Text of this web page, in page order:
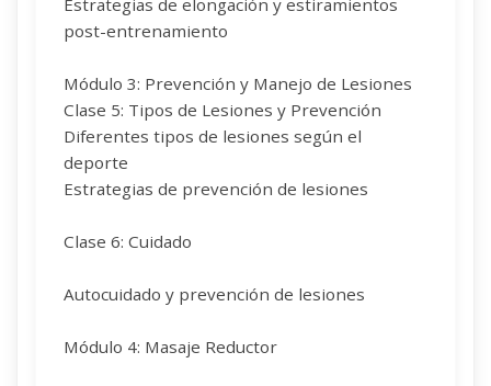
post-entrenamiento
Módulo 3: Prevención y Manejo de Lesiones
Clase 5: Tipos de Lesiones y Prevención
Diferentes tipos de lesiones según el
deporte
Estrategias de prevención de lesiones
Clase 6: Cuidado
Autocuidado y prevención de lesiones
Módulo 4: Masaje Reductor